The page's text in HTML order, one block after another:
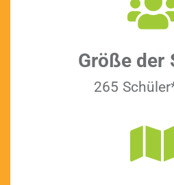
Größe der
265